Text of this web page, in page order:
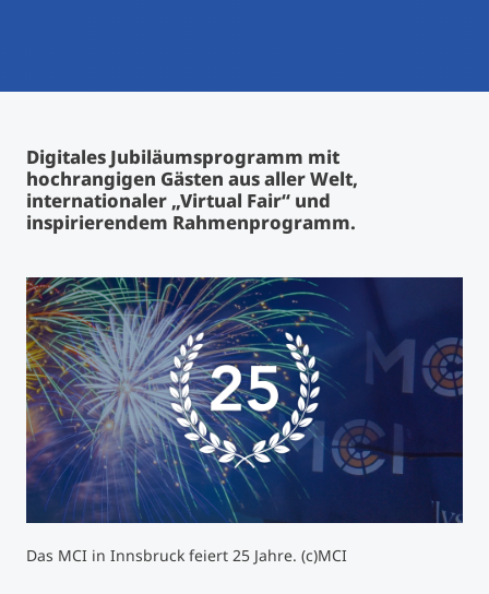
Study Finder Bachelor/Master
Masterclasses
Management-Seminare
Technische Weiterbildung
Maßgeschneiderte Programme
Digitales Jubiläumsprogramm mit
hochrangigen Gästen aus aller Welt,
internationaler „Virtual Fair“ und
inspirierendem Rahmenprogramm.
Das MCI in Innsbruck feiert 25 Jahre. (c)MCI